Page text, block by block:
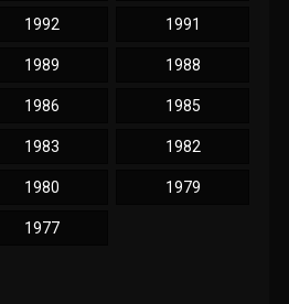
1992 1991
1989 1988
1986 1985
1983 1982
1980 1979
1977